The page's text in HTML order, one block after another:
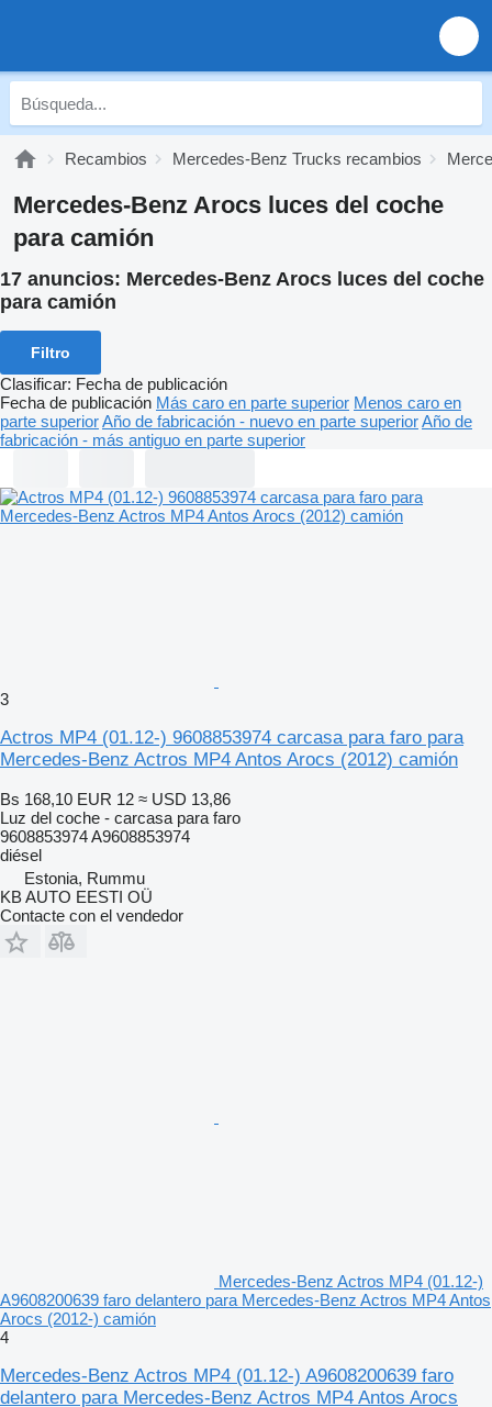
Recambios Mercedes-Benz Trucks recambios
Mercedes-Benz Arocs luces del coche
para camión
17 anuncios: Mercedes-Benz Arocs luces del coche
para camión
Filtro
Clasificar: Fecha de publicación
Fecha de publicación Más caro en parte superior Menos caro en
parte superiorAño de fabricación - nuevo en parte superiorAño de
fabricación - más antiguo en parte superior
3
Actros MP4 (01.12-) 9608853974 carcasa para faro para
Mercedes-Benz Actros MP4 Antos Arocs (2012) camión
Bs 168,10 EUR 12 ≈ USD 13,86
Luz del coche - carcasa para faro
9608853974 A9608853974
diésel
Estonia, Rummu
KB AUTO EESTI OÜ
Contacte con el vendedor
Mercedes-Benz Actros MP4 (01.12-)
A9608200639 faro delantero para Mercedes-Benz Actros MP4 Antos
Arocs (2012-) camión
4
Mercedes-Benz Actros MP4 (01.12-) A9608200639 faro
delantero para Mercedes-Benz Actros MP4 Antos Arocs